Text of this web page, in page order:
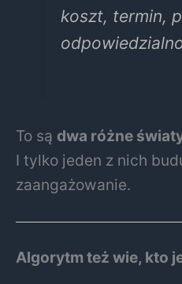
koszt, termin,
To są dwa różne
I tylko jeden z nich
zaangażowanie.
Algorytm też wie, kto